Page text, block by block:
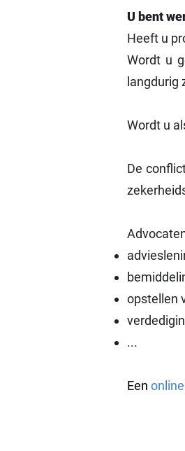
U bent
Heeft u
​Wordt u
langdurig
Wordt u
De
opstellen
...
Een